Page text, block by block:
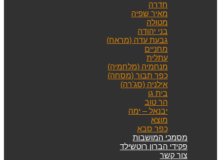
חדרה
מאיר שפיה
מטולה
בני יהודה
גבעת עדה (מראח)
מחניים
עתלית
מנחמיה (מלחמיה)
כפר תבור (מסחה)
אילניה (סג'רה)
בית גן
הר טוב
יבנאל – ימה
מוצא
כפר סבא
מסמכי המושבות
פקידי הברון רוטשילד
צור קשר